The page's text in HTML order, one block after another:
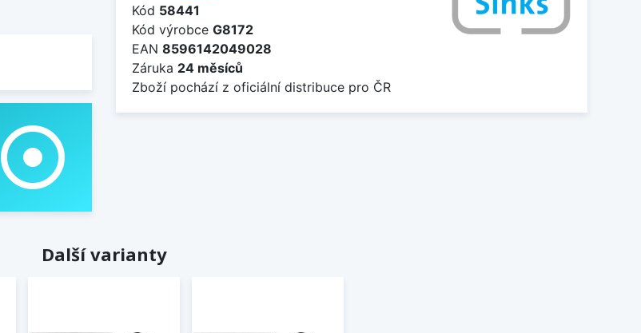
adjust
Kód 58441
Kód výrobce G8172
EAN 8596142049028
Záruka 24 měsíců
Zboží pochází z oficiální distribuce pro ČR
Další varianty